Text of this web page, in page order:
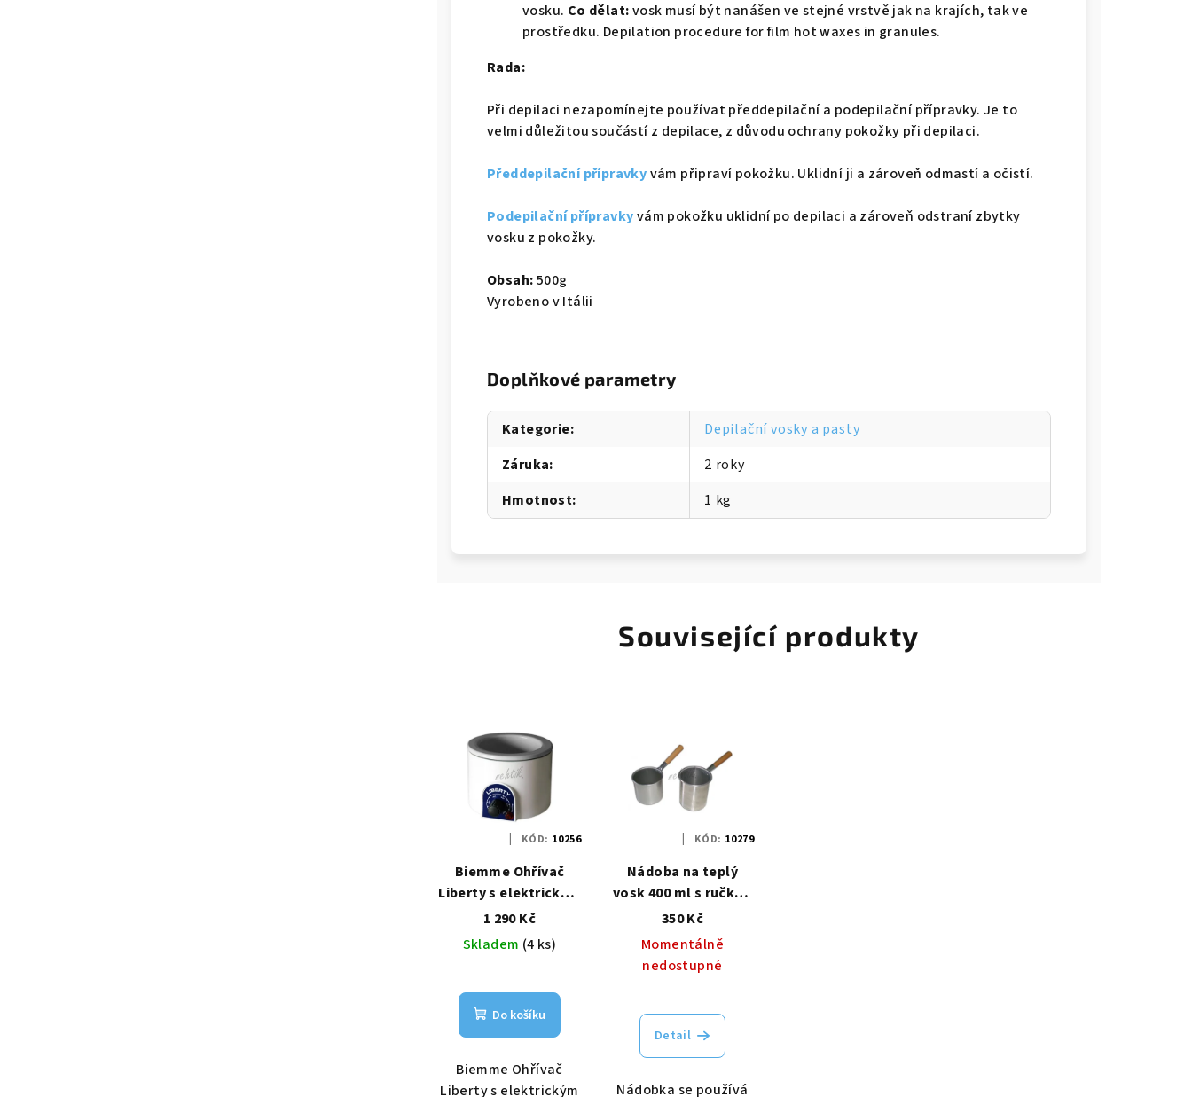
vosku. Co dělat:vosk musí být nanášen ve stejné vrstvě jak na krajích, tak ve
prostředku. Depilation procedure for film hot waxes in granules.
Rada:
Při depilaci nezapomínejte používat předdepilační a podepilační přípravky. Je to
velmi důležitou součástí z depilace, z důvodu ochrany pokožky při depilaci.
Předdepilační přípravkyvám připraví pokožku. Uklidní ji a zároveň odmastí a očistí.
Podepilační přípravkyvám pokožku uklidní po depilaci a zároveň odstraní zbytky
vosku z pokožky.
Obsah:500g
Vyrobeno v Itálii
Doplňkové parametry
Kategorie:
Depilační vosky a pasty
Záruka:
2 roky
Hmotnost: 1 kg
Související produkty
Biemme Ohřívač
Liberty s elektrickým
termostatem na
vosk v plechovce 400
ml - bílý
1 290 Kč
Skladem (4 ks)
Do košíku
Biemme Ohřívač
Liberty s elektrickým
KÓD: 10256
Nádoba na teplý
vosk 400 ml s ručkou
Biemme
350 Kč
Momentálně
nedostupné
Detail
Nádobka se používá
KÓD: 10279